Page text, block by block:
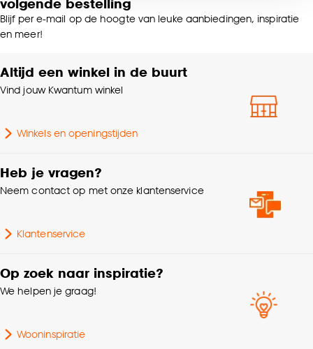
voor kiezen om bepaalde cookies wel of niet te
accepteren door op ‘Cookies aanpassen’ te
Goed om te weten is dat je deze keuze altijd nog
kan aanpassen, bekijk hiervoor onze
Blijf per e-mail op de hoogte van leuke aanbiedingen, inspiratie
en meer!
Altijd een winkel in de buurt
Vind jouw Kwantum winkel
Winkels en openingstijden
Heb je vragen?
Neem contact op met onze klantenservice
Klantenservice
Op zoek naar inspiratie?
We helpen je graag!
Wooninspiratie